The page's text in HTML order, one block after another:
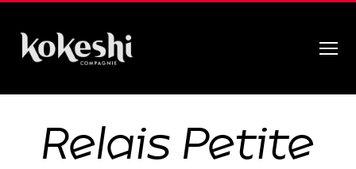
Kokeshi
Relais Petite